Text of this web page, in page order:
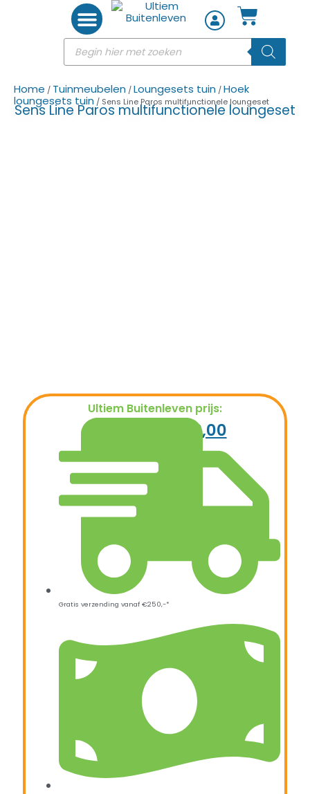
Home / Tuinmeubelen /Loungesets tuin /Hoek
loungesets tuin / Sens Line Paros multifunctionele loungeset
Sens Line Paros multifunctionele loungeset
Ultiem Buitenleven prijs:
€ 799,00
Gratis verzending vanaf €250,-*